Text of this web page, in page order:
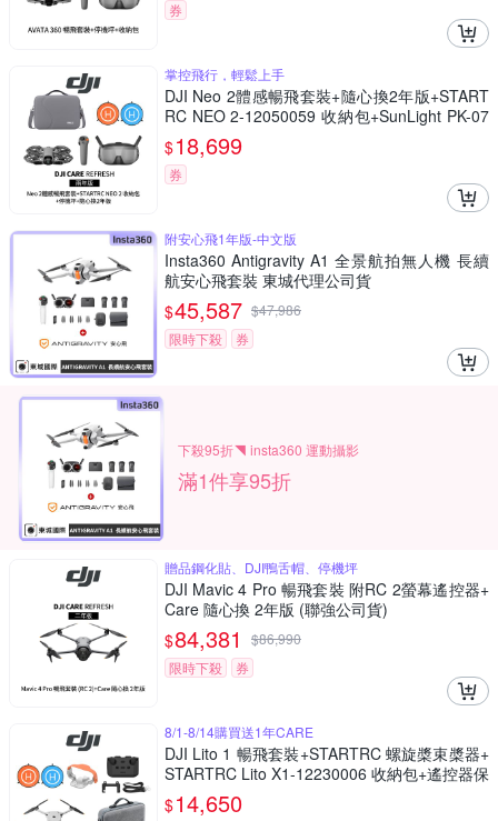
券
掌控飛行，輕鬆上手
DJI Neo 2體感暢飛套裝+隨心換2年版+START
RC NEO 2-12050059 收納包+SunLight PK-07
5 停機坪 (聯強公司貨)
$18,699
券
附安心飛1年版-中文版
Insta360 Antigravity A1 全景航拍無人機 長續
航安心飛套裝 東城代理公司貨
$45,587 $47,986
限時下殺
券
下殺95折◥ insta360 運動攝影
滿1件享95折
贈品鋼化貼、DJI鴨舌帽、停機坪
DJI Mavic 4 Pro 暢飛套裝 附RC 2螢幕遙控器+
Care 隨心換 2年版 (聯強公司貨)
$84,381 $86,990
限時下殺
券
8/1-8/14購買送1年CARE
DJI Lito 1 暢飛套裝+STARTRC 螺旋槳束槳器+
STARTRC Lito X1-12230006 收納包+遙控器保
護套/背帶+SunLight PK-075 停機坪 (公司貨)
$14,650